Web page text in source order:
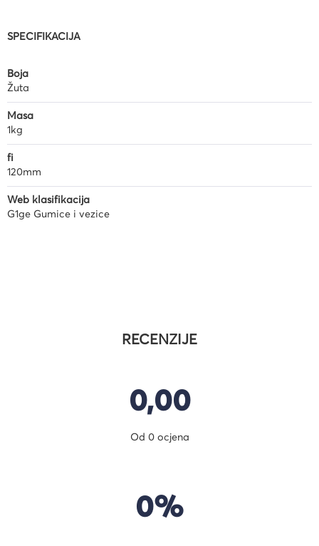
SPECIFIKACIJA
Boja
Žuta
Masa
1kg
fi
120mm
Web klasifikacija
G1ge Gumice i vezice
RECENZIJE
0,00
Od 0 ocjena
0%